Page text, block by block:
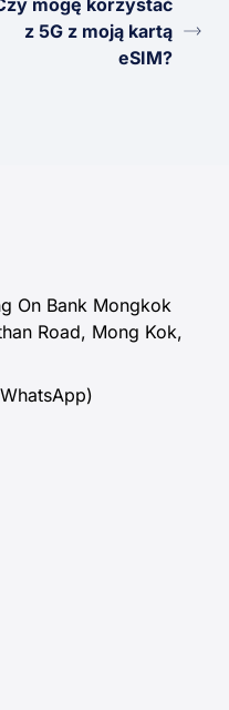
mogę korzystać
z 5G z moją kartą
eSIM?
On Bank Mongkok
Road, Mong Kok,